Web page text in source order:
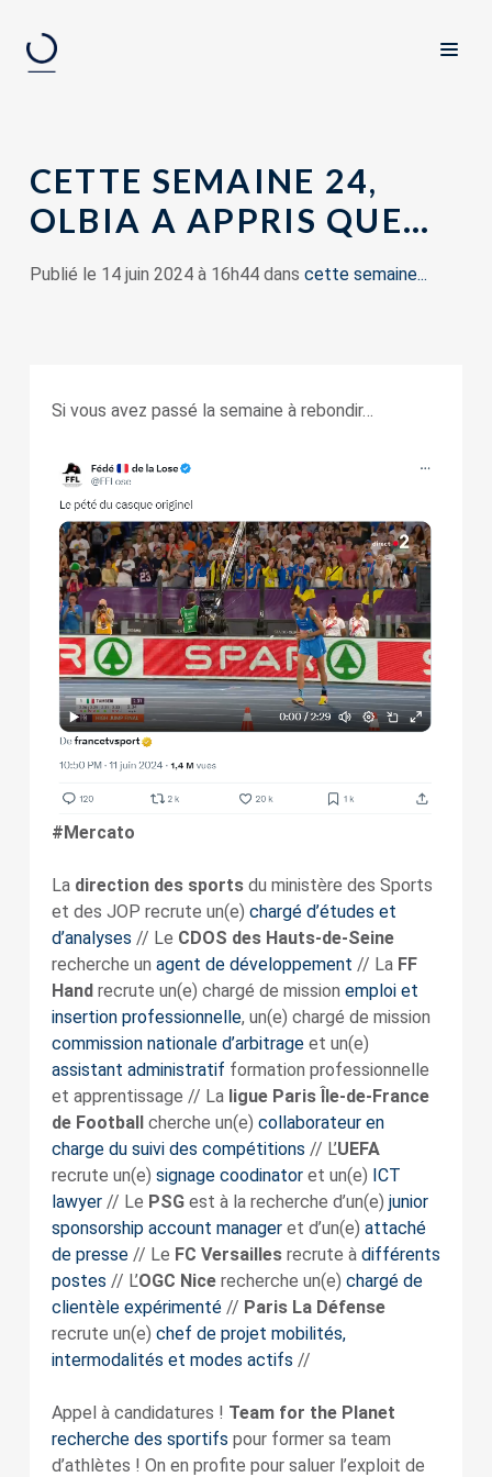
CETTE SEMAINE 24,
OLBIA A APPRIS QUE…
Publié le 14 juin 2024 à 16h44 dans cette semaine...
Si vous avez passé la semaine à rebondir…
#Mercato
La direction des sportsdu ministère des Sports
et des JOP recrute un(e) chargé d’études et
d’analyses // Le CDOS des Hauts-de-Seine
recherche un agent de développement // La FF
Handrecrute un(e) chargé de mission emploi et
insertion professionnelle, un(e) chargé de mission
commission nationale d’arbitrageet un(e)
assistant administratif formation professionnelle
et apprentissage // La ligue Paris Île-de-France
de Football cherche un(e) collaborateur en
charge du suivi des compétitions // L’UEFA
recrute un(e) signage coodinatoret un(e) ICT
lawyer// Le PSG est à la recherche d’un(e) junior
sponsorship account manageret d’un(e) attaché
de presse// Le FC Versailles recrute à différents
postes // L’OGC Nicerecherche un(e) chargé de
clientèle expérimenté// Paris La Défense
recrute un(e) chef de projet mobilités,
intermodalités et modes actifs //
Appel à candidatures ! Team for the Planet
recherche des sportifs pour former sa team
d’athlètes ! On en profite pour saluer l’exploit de